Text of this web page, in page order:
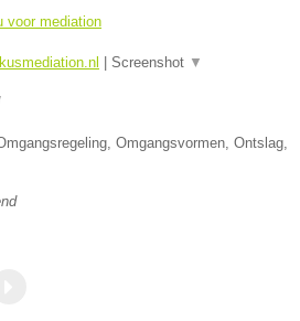
voor mediation
Screenshot ▼
Omgangsvormen, Ontslag,